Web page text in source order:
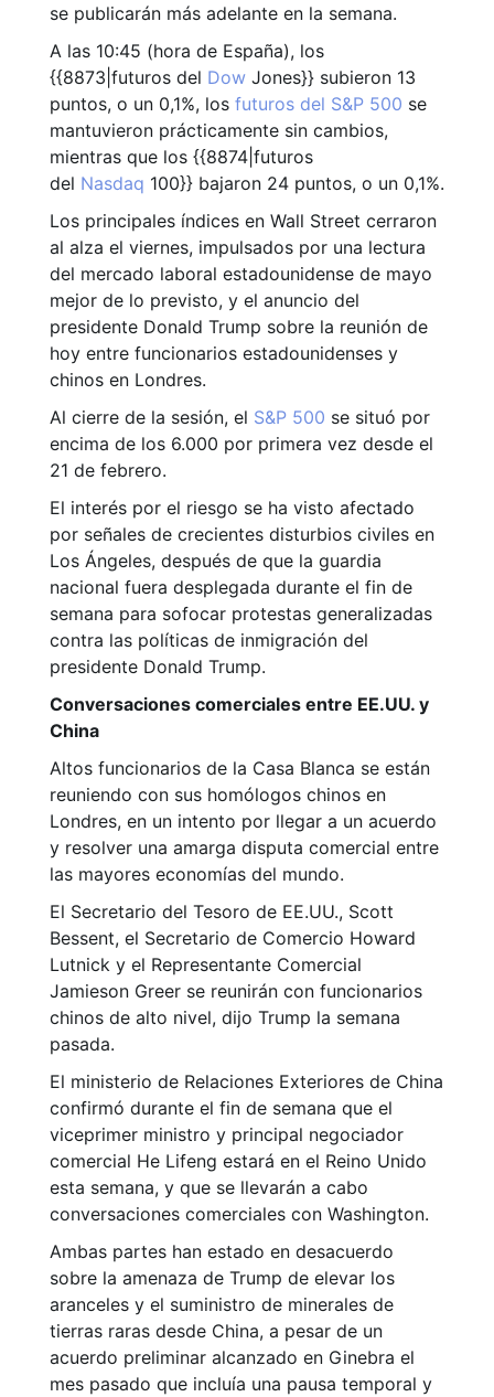
se publicarán más adelante en la semana.
A las 10:45 (hora de España), los
{{8873|futuros del Dow Jones}} subieron 13
puntos, o un 0,1%, los futuros del S&P 500 se
mantuvieron prácticamente sin cambios,
mientras que los {{8874|futuros
del Nasdaq 100}} bajaron 24 puntos, o un 0,1%.
Los principales índices en Wall Street cerraron
al alza el viernes, impulsados por una lectura
del mercado laboral estadounidense de mayo
mejor de lo previsto, y el anuncio del
presidente Donald Trump sobre la reunión de
hoy entre funcionarios estadounidenses y
chinos en Londres.
Al cierre de la sesión, el S&P 500 se situó por
encima de los 6.000 por primera vez desde el
21 de febrero.
El interés por el riesgo se ha visto afectado
por señales de crecientes disturbios civiles en
Los Ángeles, después de que la guardia
nacional fuera desplegada durante el fin de
semana para sofocar protestas generalizadas
contra las políticas de inmigración del
presidente Donald Trump.
Conversaciones comerciales entre EE.UU. y
China
Altos funcionarios de la Casa Blanca se están
reuniendo con sus homólogos chinos en
Londres, en un intento por llegar a un acuerdo
y resolver una amarga disputa comercial entre
las mayores economías del mundo.
El Secretario del Tesoro de EE.UU., Scott
Bessent, el Secretario de Comercio Howard
Lutnick y el Representante Comercial
Jamieson Greer se reunirán con funcionarios
chinos de alto nivel, dijo Trump la semana
pasada.
El ministerio de Relaciones Exteriores de China
confirmó durante el fin de semana que el
viceprimer ministro y principal negociador
comercial He Lifeng estará en el Reino Unido
esta semana, y que se llevarán a cabo
conversaciones comerciales con Washington.
Ambas partes han estado en desacuerdo
sobre la amenaza de Trump de elevar los
aranceles y el suministro de minerales de
tierras raras desde China, a pesar de un
acuerdo preliminar alcanzado en Ginebra el
mes pasado que incluía una pausa temporal y